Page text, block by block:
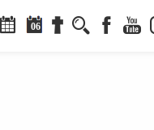
06